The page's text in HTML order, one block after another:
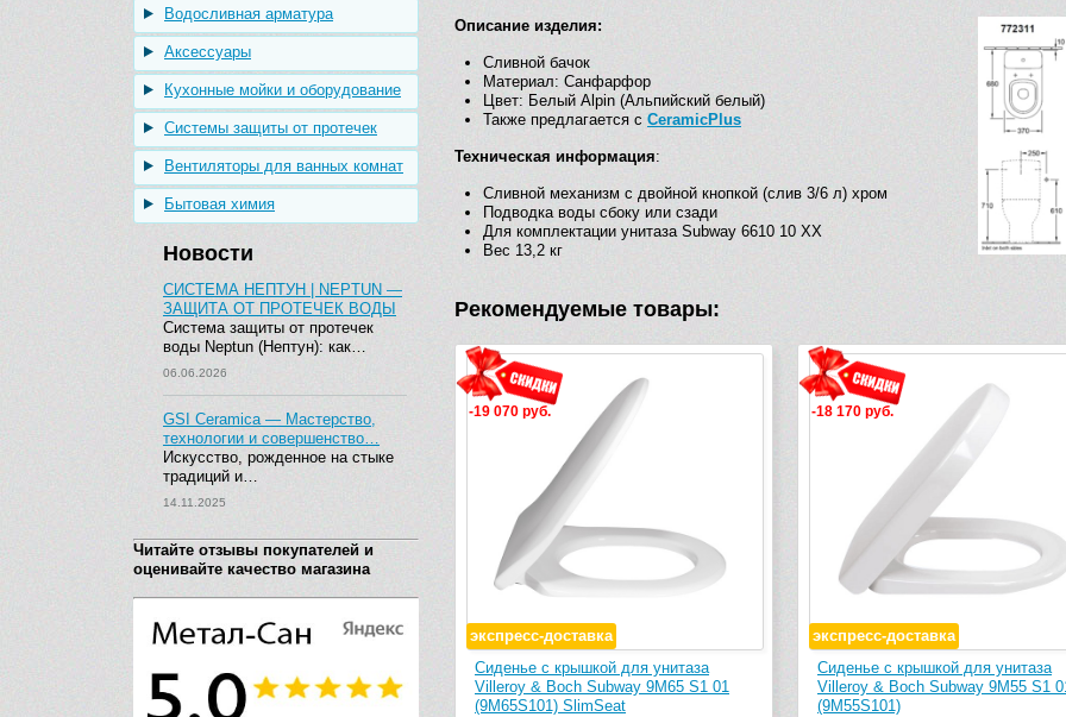
Водосливная арматура
Аксессуары
Кухонные мойки и оборудование
Системы защиты от протечек
Вентиляторы для ванных комнат
Бытовая химия
Новости
СИСТЕМА НЕПТУН | NEPTUN —
ЗАЩИТА ОТ ПРОТЕЧЕК ВОДЫ
Система защиты от протечек
воды Neptun (Нептун): как…
06.06.2026
GSI Ceramica — Мастерство,
технологии и совершенство…
Искусство, рожденное на стыке
традиций и…
14.11.2025
Читайте отзывы покупателей и
оценивайте качество магазина
Описание изделия:
Сливной бачок
Материал: Санфарфор
Цвет: Белый Alpin (Альпийский белый)
Также предлагается с CeramicPlus
Техническая информация:
Сливной механизм с двойной кнопкой (слив 3/6 л) хром
Подводка воды сбоку или сзади
Для комплектации унитаза Subway 6610 10 ХХ
Вес 13,2 кг
Рекомендуемые товары:
-19 070 руб.
экспресс-доставка
Сиденье с крышкой для унитаза
Villeroy & Boch Subway 9M65 S1 01
(9M65S101) SlimSeat
-18 170 руб.
экспресс-доставка
Сиденье с крышкой для унитаза
Villeroy & Boch Subway 9M55 S1
(9M55S101)